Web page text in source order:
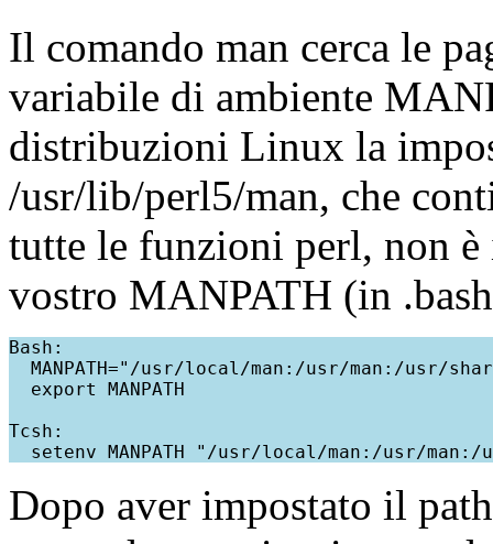
Il comando man cerca le
variabile di ambiente
distribuzioni Linux la
/usr/lib/perl5/man, che
tutte le funzioni perl, non è
vostro MANPATH (in
Bash:
MANPATH="/usr/local/man:/usr/man:/usr/
  export MANPATH
Tcsh:
Dopo aver impostato il